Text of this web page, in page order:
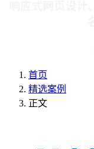
首页
精选案例
正文